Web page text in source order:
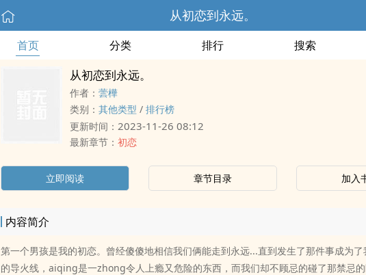
从初恋到永远。
首页 分类 排行 搜索
从初恋到永远。
作者： 蕓樺
类别： 其他类型 / 排行榜
更新时间： 2023-11-26 08:12
最新章节： 初恋
立即阅读 章节目录 加入
内容简介
第一个男孩是我的初恋。曾经傻傻地相信我们俩能走到永远...直到发生了那件事成为
的导火线，aiqing是一zhong令人上瘾又危险的东西，而我们却不顾忌的碰了那禁忌